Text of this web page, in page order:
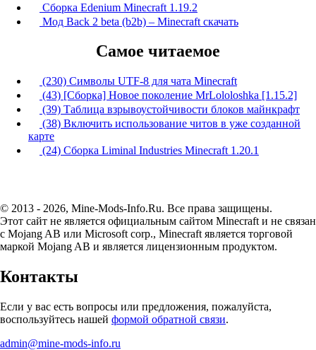
Сборка Edenium Minecraft 1.19.2
Мод Back 2 beta (b2b) – Minecraft скачать
Самое читаемое
(230) Символы UTF-8 для чата Minecraft
(43) [Сборка] Новое поколение MrLololoshka [1.15.2]
(39) Таблица взрывоустойчивости блоков майнкрафт
(38) Включить использование читов в уже созданной
карте
(24) Сборка Liminal Industries Minecraft 1.20.1
© 2013 - 2026, Mine-Mods-Info.Ru. Все права защищены.
Этот сайт не является официальным сайтом Minecraft и не связан
с Mojang AB или Microsoft corp., Minecraft является торговой
маркой Mojang AB и является лицензионным продуктом.
Контакты
Если у вас есть вопросы или предложения, пожалуйста,
воспользуйтесь нашей формой обратной связи.
admin@mine-mods-info.ru